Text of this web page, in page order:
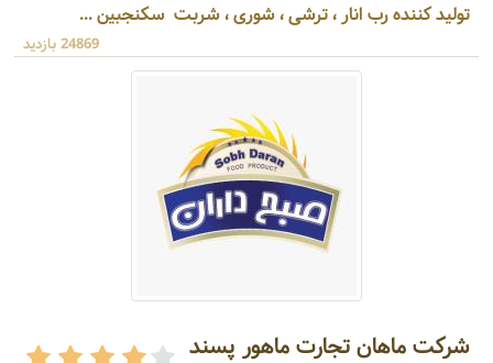
تولید کننده رب انار ، ترشی ، شوری ، شربت سکنجبین ...
24869 بازدید
شرکت ماهان تجارت ماهور پسند